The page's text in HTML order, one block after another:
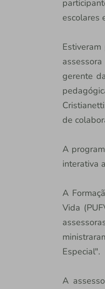
escolares
gerente
de
A
interativa
A
Vida
Especial".
A